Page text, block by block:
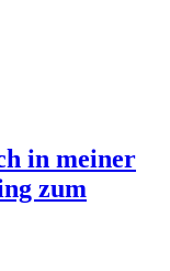
in meiner
zum